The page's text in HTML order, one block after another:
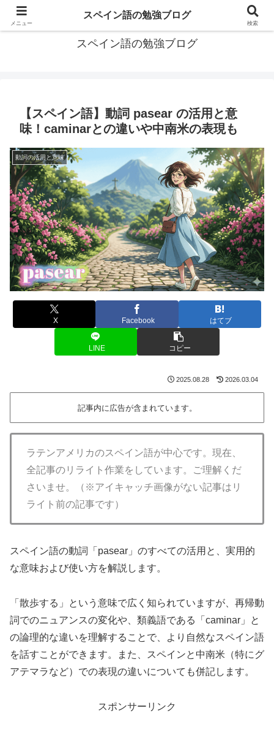
グアテマラで学習したスペイン語の備忘録
スペイン語の勉強ブログ
【スペイン語】動詞 pasear の活用と意
味！caminarとの違いや中南米の表現も
動詞の活用と意味
X Facebook はてブ
LINE コピー
2025.08.28 2026.03.04
記事内に広告が含まれています。
ラテンアメリカのスペイン語が中心です。現在、
全記事のリライト作業をしています。ご理解くだ
さいませ。（※アイキャッチ画像がない記事はリ
ライト前の記事です）
スペイン語の動詞「pasear」のすべての活用と、実用的
な意味および使い方を解説します。
「散歩する」という意味で広く知られていますが、再帰動
詞でのニュアンスの変化や、類義語である「caminar」と
の論理的な違いを理解することで、より自然なスペイン語
を話すことができます。また、スペインと中南米（特にグ
アテマラなど）での表現の違いについても併記します。
スポンサーリンク
メニュー
スペイン語の勉強ブログ
検索